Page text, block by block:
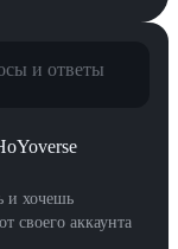
и ответы
и хочешь
своего аккаунта